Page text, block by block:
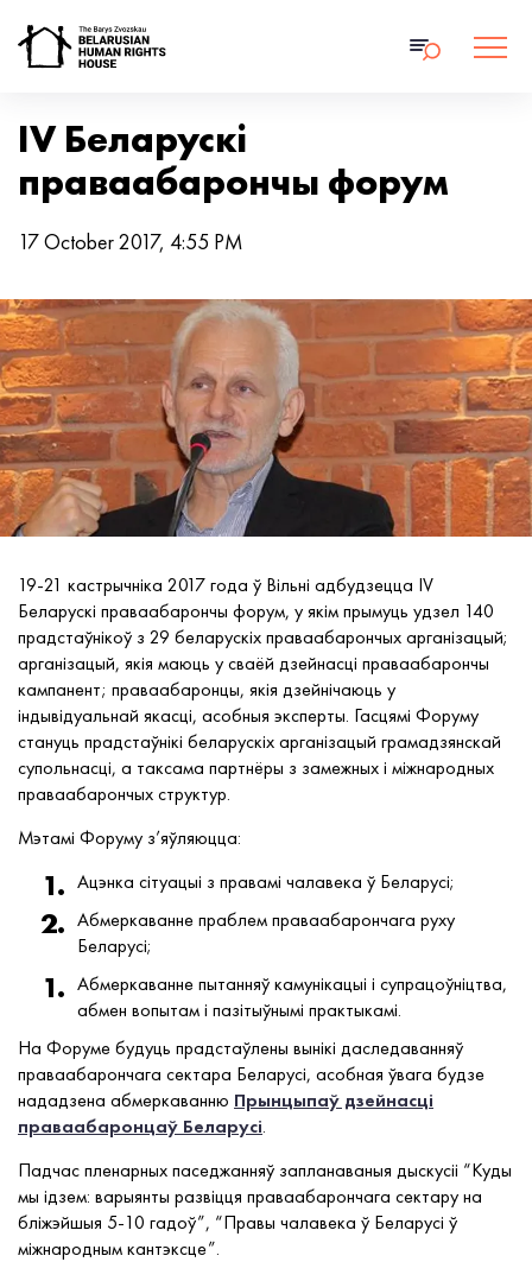
IV Беларускі
праваабарончы форум
17 October 2017, 4:55 PM
19-21 кастрычніка 2017 года ў Вільні адбудзецца IV
Беларускі праваабарончы форум, у якім прымуць удзел 140
прадстаўнікоў з 29 беларускіх праваабарончых арганізацый;
арганізацый, якія маюць у сваёй дзейнасці праваабарончы
кампанент; праваабаронцы, якія дзейнічаюць у
індывідуальнай якасці, асобныя эксперты. Гасцямі Форуму
стануць прадстаўнікі беларускіх арганізацый грамадзянскай
супольнасці, а таксама партнёры з замежных і міжнародных
праваабарончых структур.
Мэтамі Форуму з’яўляюцца:
Ацэнка сітуацыі з правамі чалавека ў Беларусі;
Абмеркаванне праблем праваабарончага руху
Беларусі;
Абмеркаванне пытанняў камунікацыі і супрацоўніцтва,
абмен вопытам і пазітыўнымі практыкамі.
На Форуме будуць прадстаўлены вынікі даследаванняў
праваабарончага сектара Беларусі, асобная ўвага будзе
нададзена абмеркаванню Прынцыпаў дзейнасці
праваабаронцаў Беларусі.
Падчас пленарных паседжанняў запланаваныя дыскусіі “Куды
мы ідзем: варыянты развіцця праваабарончага сектару на
бліжэйшыя 5-10 гадоў”, “Правы чалавека ў Беларусі ў
міжнародным кантэксце”.